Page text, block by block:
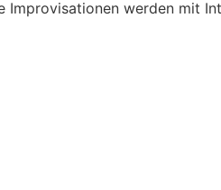
Improvisationen werden mit